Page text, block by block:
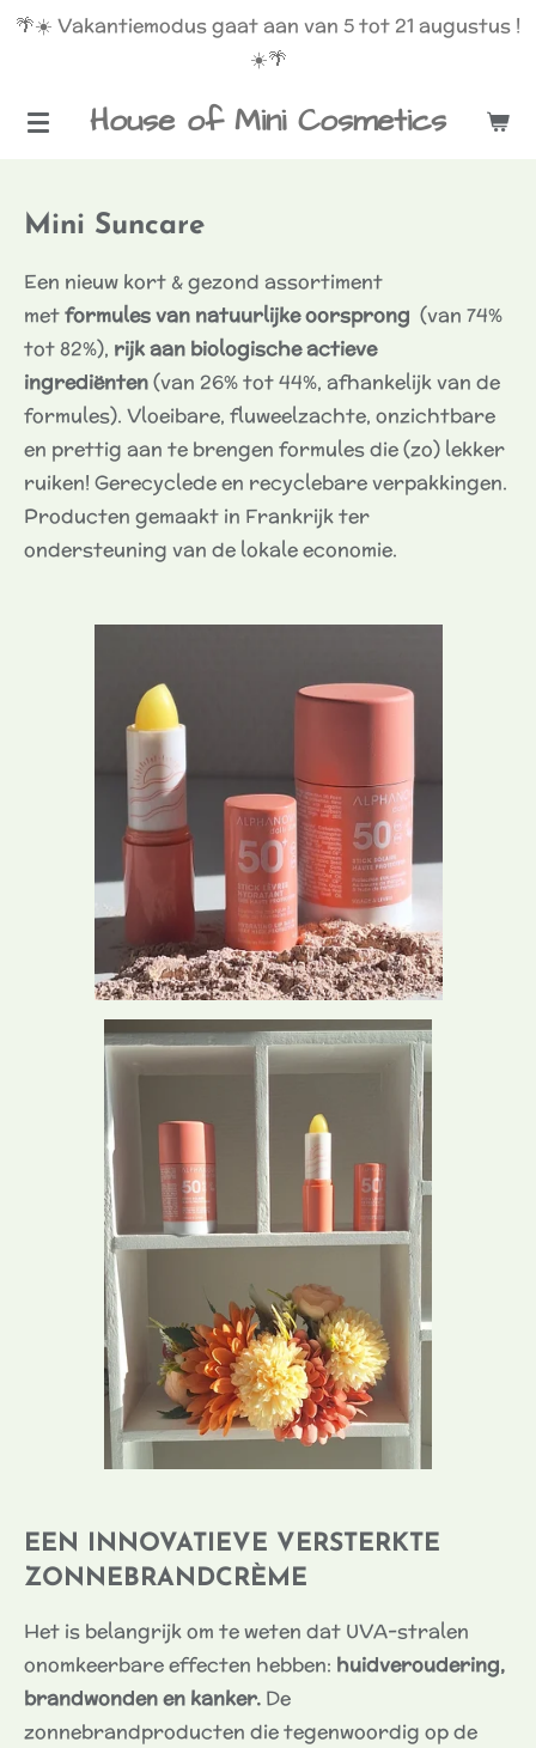
Ga
de
House of Mini Cosmetics
🌴☀️ Vakantiemodus gaat aan van 5 tot 21 augustus !
☀️🌴
Mini Suncare
Een nieuw kort & gezond assortiment
metformules van natuurlijke oorsprong (van 74%
tot 82%), rijk aan biologische actieve
ingrediënten(van 26% tot 44%, afhankelijk van de
formules). Vloeibare, fluweelzachte, onzichtbare
en prettig aan te brengen formules die (zo) lekker
ruiken! Gerecyclede en recyclebare verpakkingen.
Producten gemaakt in Frankrijk ter
ondersteuning van de lokale economie.
EEN INNOVATIEVE VERSTERKTE
ZONNEBRANDCRÈME
Het is belangrijk om te weten dat UVA-stralen
onomkeerbare effecten hebben: huidveroudering,
brandwonden en kanker. De
zonnebrandproducten die tegenwoordig op de